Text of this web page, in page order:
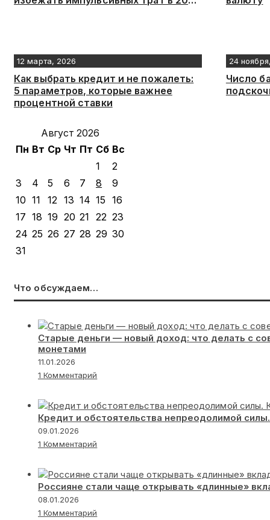
12 марта, 2026
Как выбрать кредит и не пожалеть:
5 параметров, которые важнее
процентной ставки
24
Число
Август 2026
Пн Вт Ср Чт Пт Сб Вс
1
2
3
4 5 6 7 8
9
10 11 12 13 14 15 16
17 18 19 20 21 22 23
24 25 26 27 28 29 30
31
Что обсуждаем…
Старые деньги — новый доход: что делать с
монетами
11.01.2026
1 Комментарий
Кредит и обстоятельства непреодолимой
09.01.2026
1 Комментарий
Россияне стали чаще открывать «длинные»
08.01.2026
1 Комментарий